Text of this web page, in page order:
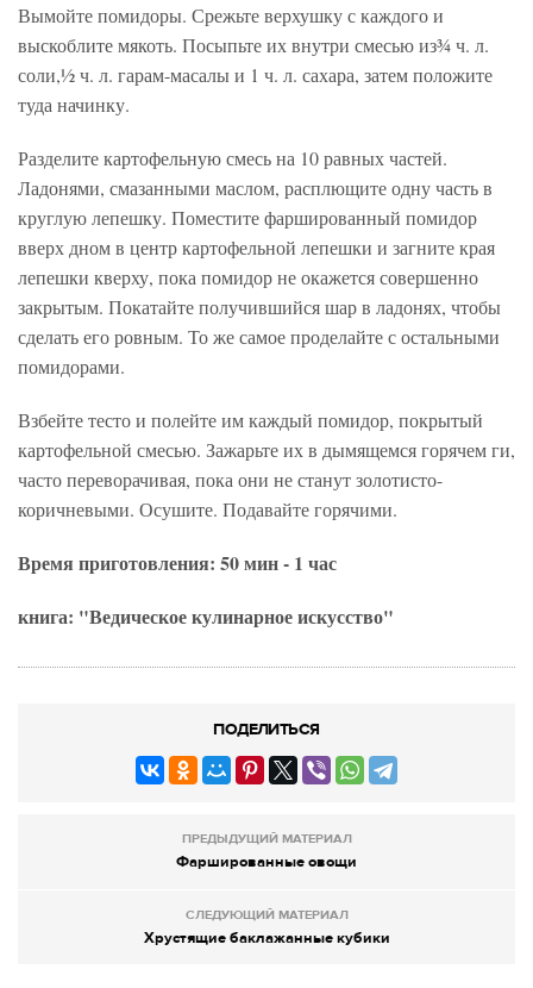
Вымойте помидоры. Срежьте верхушку с каждого и
выскоблите мякоть. Посыпьте их внутри смесью из¾ ч. л.
соли,½ ч. л. гарам-масалы и 1 ч. л. сахара, затем положите
туда начинку.
Разделите картофельную смесь на 10 равных частей.
Ладонями, смазанными маслом, расплющите одну часть в
круглую лепешку. Поместите фаршированный помидор
вверх дном в центр картофельной лепешки и загните края
лепешки кверху, пока помидор не окажется совершенно
закрытым. Покатайте получившийся шар в ладонях, чтобы
сделать его ровным. То же самое проделайте с остальными
помидорами.
Взбейте тесто и полейте им каждый помидор, покрытый
картофельной смесью. Зажарьте их в дымящемся горячем ги,
часто переворачивая, пока они не станут золотисто-
коричневыми. Осушите. Подавайте горячими.
Время приготовления: 50 мин - 1 час
книга: "Ведическое кулинарное искусство"
ПОДЕЛИТЬСЯ
ПРЕДЫДУЩИЙ МАТЕРИАЛ
Фаршированные овощи
СЛЕДУЮЩИЙ МАТЕРИАЛ
Хрустящие баклажанные кубики